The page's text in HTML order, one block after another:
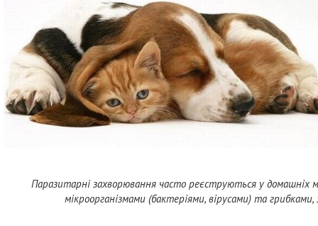
Паразитарні захворювання часто реєструються у домашніх
мікроорганізмами (бактеріями, вірусами) та